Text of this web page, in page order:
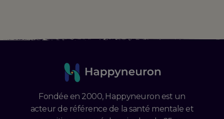
Fondée en 2000, Happyneuron est un
acteur de référence de la santé mentale et